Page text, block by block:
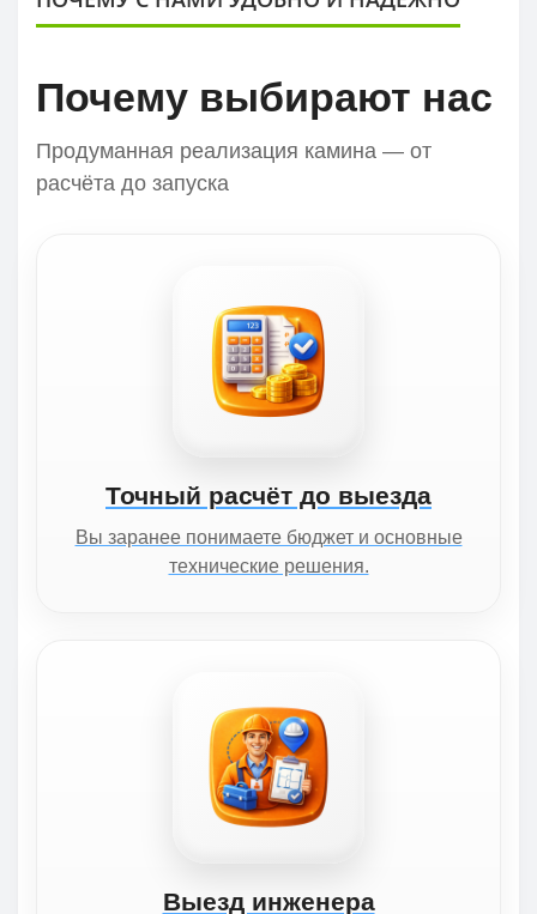
Почему выбирают нас
Продуманная реализация камина — от
расчёта до запуска
Точный расчёт до выезда
Вы заранее понимаете бюджет и основные
технические решения.
Выезд инженера